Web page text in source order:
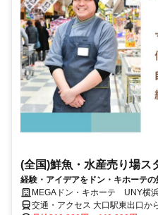
(全国)鮮魚・水産売り場ス
経験・アイデアをドン・キホーテ
MEGAドン・キホーテ UNY横
交通・アクセス 大口駅東出口か